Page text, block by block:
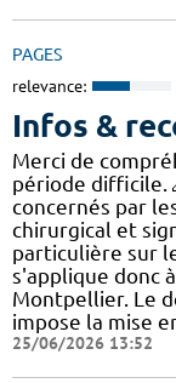
PAGES
relevance:
Infos &
Merci de
période difficile.
concernés par
chirurgical et
particulière sur
s'applique donc
Montpellier. Le
impose la mise
25/06/2026 13:52